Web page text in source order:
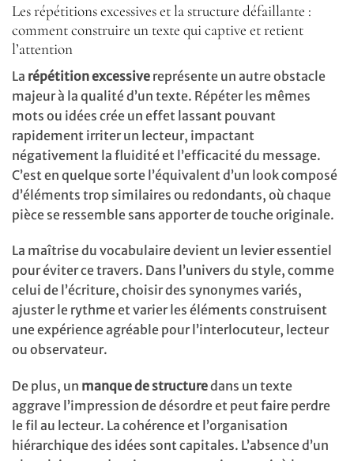
Les répétitions excessives et la structure défaillante :
comment construire un texte qui captive et retient
l’attention
La répétition excessive représente un autre obstacle
majeur à la qualité d’un texte. Répéter les mêmes
mots ou idées crée un effet lassant pouvant
rapidement irriter un lecteur, impactant
négativement la fluidité et l’efficacité du message.
C’est en quelque sorte l’équivalent d’un look composé
d’éléments trop similaires ou redondants, où chaque
pièce se ressemble sans apporter de touche originale.
La maîtrise du vocabulaire devient un levier essentiel
pour éviter ce travers. Dans l’univers du style, comme
celui de l’écriture, choisir des synonymes variés,
ajuster le rythme et varier les éléments construisent
une expérience agréable pour l’interlocuteur, lecteur
ou observateur.
De plus, un manque de structuredans un texte
aggrave l’impression de désordre et peut faire perdre
le fil au lecteur. La cohérence et l’organisation
hiérarchique des idées sont capitales. L’absence d’un